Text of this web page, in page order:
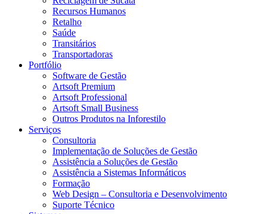
Recursos Humanos
Retalho
Saúde
Transitários
Transportadoras
Portfólio
Software de Gestão
Artsoft Premium
Artsoft Professional
Artsoft Small Business
Outros Produtos na Inforestilo
Serviços
Consultoria
Implementação de Soluções de Gestão
Assistência a Soluções de Gestão
Assistência a Sistemas Informáticos
Formação
Web Design – Consultoria e Desenvolvimento
Suporte Técnico